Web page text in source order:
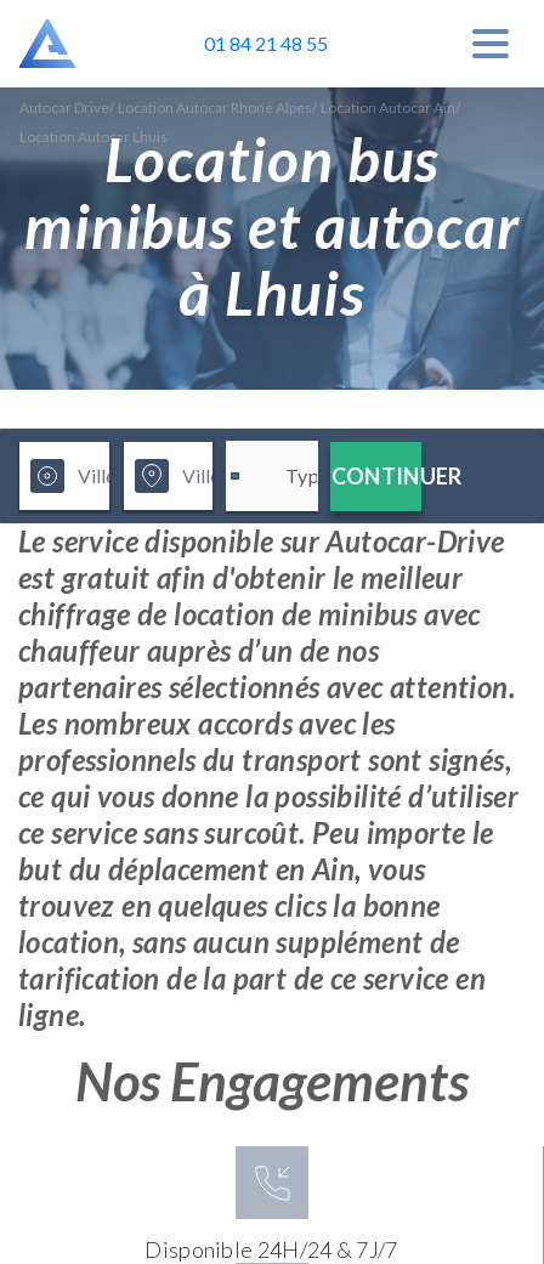
01 84 21 48 55
Autocar Drive/ Location Autocar Rhone Alpes/ Location Autocar Ain/
Location Autocar LhuisLocation bus
minibus et autocar
à Lhuis
CONTINUER
Le service disponible sur Autocar-Drive
est gratuit afin d'obtenir le meilleur
chiffrage de location de minibus avec
chauffeur auprès d’un de nos
partenaires sélectionnés avec attention.
Les nombreux accords avec les
professionnels du transport sont signés,
ce qui vous donne la possibilité d’utiliser
ce service sans surcoût. Peu importe le
but du déplacement en Ain, vous
trouvez en quelques clics la bonne
location, sans aucun supplément de
tarification de la part de ce service en
ligne.
Nos Engagements
Disponible 24H/24 & 7J/7